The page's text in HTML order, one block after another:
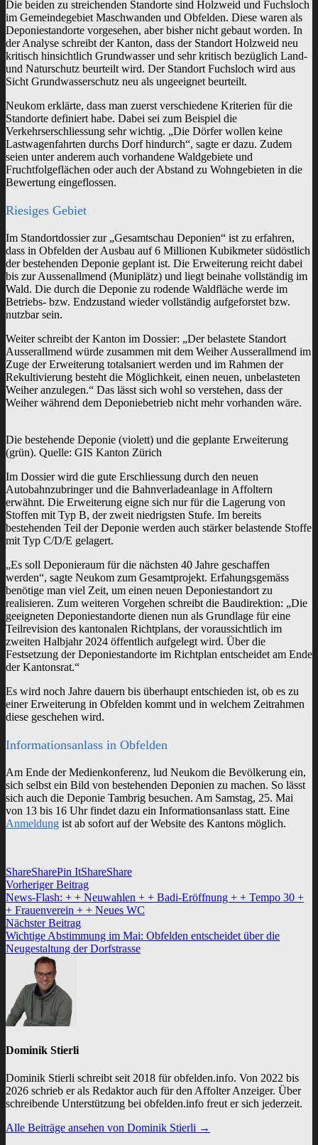
Die beiden zu streichenden Standorte sind Holzweid und Fuchsloch
im Gemeindegebiet Maschwanden und Obfelden. Diese waren als
Deponiestandorte vorgesehen, aber bisher nicht gebaut worden. In
der Analyse schreibt der Kanton, dass der Standort Holzweid neu
kritisch hinsichtlich Grundwasser und sehr kritisch bezüglich Land-
und Naturschutz beurteilt wird. Der Standort Fuchsloch wird aus
Sicht Grundwasserschutz neu als ungeeignet beurteilt.
Neukom erklärte, dass man zuerst verschiedene Kriterien für die
Standorte definiert habe. Dabei sei zum Beispiel die
Verkehrserschliessung sehr wichtig. „Die Dörfer wollen keine
Lastwagenfahrten durchs Dorf hindurch“, sagte er dazu. Zudem
seien unter anderem auch vorhandene Waldgebiete und
Fruchtfolgeflächen oder auch der Abstand zu Wohngebieten in die
Bewertung eingeflossen.
Riesiges Gebiet
Im Standortdossier zur „Gesamtschau Deponien“ ist zu erfahren,
dass in Obfelden der Ausbau auf 6 Millionen Kubikmeter südöstlich
der bestehenden Deponie geplant ist. Die Erweiterung reicht dabei
bis zur Aussenallmend (Muniplätz) und liegt beinahe vollständig im
Wald. Die durch die Deponie zu rodende Waldfläche werde im
Betriebs- bzw. Endzustand wieder vollständig aufgeforstet bzw.
nutzbar sein.
Weiter schreibt der Kanton im Dossier: „Der belastete Standort
Ausserallmend würde zusammen mit dem Weiher Ausserallmend im
Zuge der Erweiterung totalsaniert werden und im Rahmen der
Rekultivierung besteht die Möglichkeit, einen neuen, unbelasteten
Weiher anzulegen.“ Das lässt sich wohl so verstehen, dass der
Weiher während dem Deponiebetrieb nicht mehr vorhanden wäre.
Die bestehende Deponie (violett) und die geplante Erweiterung
(grün). Quelle: GIS Kanton Zürich
Im Dossier wird die gute Erschliessung durch den neuen
Autobahnzubringer und die Bahnverladeanlage in Affoltern
erwähnt. Die Erweiterung eigne sich nur für die Lagerung von
Stoffen mit Typ B, der zweit niedrigsten Stufe. Im bereits
bestehenden Teil der Deponie werden auch stärker belastende Stoffe
mit Typ C/D/E gelagert.
„Es soll Deponieraum für die nächsten 40 Jahre geschaffen
werden“, sagte Neukom zum Gesamtprojekt. Erfahungsgemäss
benötige man viel Zeit, um einen neuen Deponiestandort zu
realisieren. Zum weiteren Vorgehen schreibt die Baudirektion: „Die
geeigneten Deponiestandorte dienen nun als Grundlage für eine
Teilrevision des kantonalen Richtplans, der voraussichtlich im
zweiten Halbjahr 2024 öffentlich aufgelegt wird. Über die
Festsetzung der Deponiestandorte im Richtplan entscheidet am Ende
der Kantonsrat.“
Es wird noch Jahre dauern bis überhaupt entschieden ist, ob es zu
einer Erweiterung in Obfelden kommt und in welchem Zeitrahmen
diese geschehen wird.
Informationsanlass in Obfelden
Am Ende der Medienkonferenz, lud Neukom die Bevölkerung ein,
sich selbst ein Bild von bestehenden Deponien zu machen. So lässt
sich auch die Deponie Tambrig besuchen. Am Samstag, 25. Mai
von 13 bis 16 Uhr findet dazu ein Informationsanlass statt. Eine
Anmeldung ist ab sofort auf der Website des Kantons möglich.
ShareSharePin ItShareShare
Beitragsnavigation
Vorheriger BeitragVorheriger
Beitrag:
News-Flash: + + Neuwahlen + + Badi-Eröffnung + + Tempo 30 +
+ Frauenverein + + Neues WC
Nächster BeitragNächster
Beitrag:
Wichtige Abstimmung im Mai: Obfelden entscheidet über die
Neugestaltung der Dorfstrasse
Dominik Stierli
Dominik Stierli schreibt seit 2018 für obfelden.info. Von 2022 bis
2026 schrieb er als Redaktor auch für den Affolter Anzeiger. Über
schreibende Unterstützung bei obfelden.info freut er sich jederzeit.
Alle Beiträge ansehen von Dominik Stierli →